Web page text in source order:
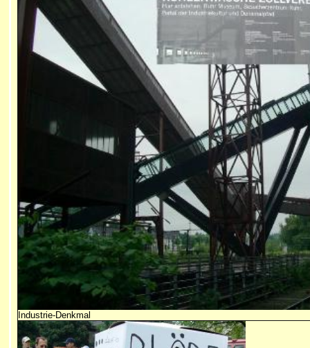
Industrie-Denkmal